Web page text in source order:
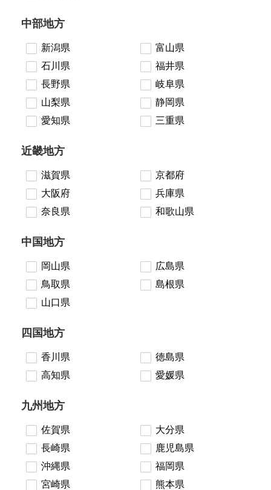
中部地方
新潟県
富山県
石川県
福井県
長野県
岐阜県
山梨県
静岡県
愛知県
三重県
近畿地方
滋賀県
京都府
大阪府
兵庫県
奈良県
和歌山県
中国地方
岡山県
広島県
鳥取県
島根県
山口県
四国地方
香川県
徳島県
高知県
愛媛県
九州地方
佐賀県
大分県
長崎県
鹿児島県
沖縄県
福岡県
宮崎県
熊本県